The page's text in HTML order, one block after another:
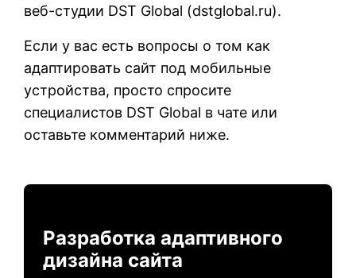
веб-студии DST Global (dstglobal.ru).
Если у вас есть вопросы о том как
адаптировать сайт под мобильные
устройства, просто спросите
специалистов DST Global в чате или
оставьте комментарий ниже.
Разработка адаптивного
дизайна сайта